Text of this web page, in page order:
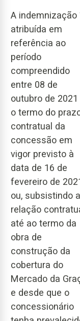
A indemnização
atribuída em
referência ao
período
compreendido
entre 08 de
outubro de 2021
o termo do
contratual da
concessão em
vigor previsto à
data de 16 de
fevereiro de
ou, subsistindo a
relação
até ao termo da
obra de
construção da
cobertura do
Mercado da
e desde que o
concessionário